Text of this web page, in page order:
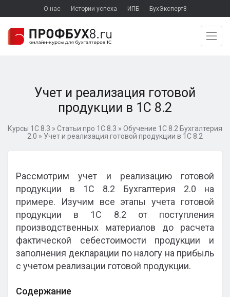
О нас Истории успеха ИПБ БухЭксперт8
Учет и реализация готовой
продукции в 1С 8.2
Курсы 1С 8.3 » Статьи про 1С 8.3 » Обучение 1С 8.2 Бухгалтерия
2.0 » Учет и реализация готовой продукции в 1С 8.2
Рассмотрим учет и реализацию готовой
продукции в 1С 8.2 Бухгалтерия 2.0 на
примере. Изучим все этапы учета готовой
продукции в 1С 8.2 от поступления
производственных материалов до расчета
фактической себестоимости продукции и
заполнения декларации по налогу на прибыль
с учетом реализации готовой продукции.
Содержание